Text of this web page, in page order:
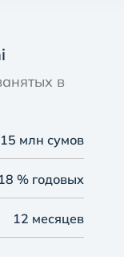
в
млн сумов
18 % годовых
12 месяцев